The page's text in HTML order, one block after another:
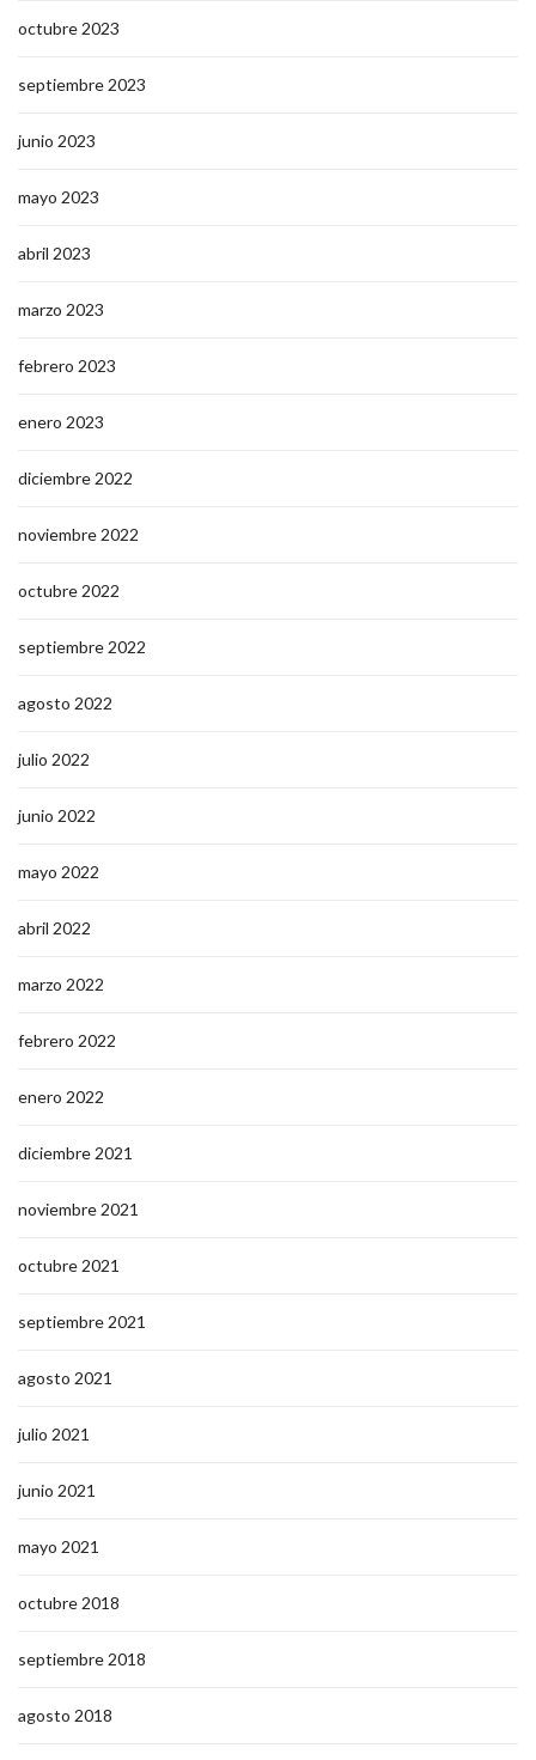
octubre 2023
septiembre 2023
junio 2023
mayo 2023
abril 2023
marzo 2023
febrero 2023
enero 2023
diciembre 2022
noviembre 2022
octubre 2022
septiembre 2022
agosto 2022
julio 2022
junio 2022
mayo 2022
abril 2022
marzo 2022
febrero 2022
enero 2022
diciembre 2021
noviembre 2021
octubre 2021
septiembre 2021
agosto 2021
julio 2021
junio 2021
mayo 2021
octubre 2018
septiembre 2018
agosto 2018